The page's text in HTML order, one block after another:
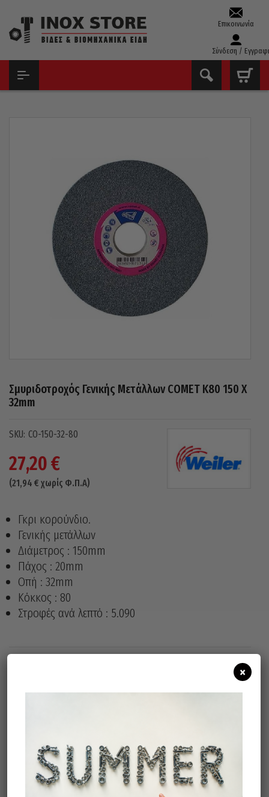
Επικοινωνία
Σύνδεση /
Σμυριδοτροχός Γενικής Μετάλλων COMET Κ80 150 X
32mm
CO-150-32-80
27,20€
(21,94 € χωρίς Φ.Π.Α)
Γκρι κορούνδιο.
Γενικής μετάλλων
Διάμετρος : 150mm
Πάχος : 20mm
Οπή : 32mm
Κόκκος : 80
Στροφές ανά λεπτό : 5.090
Σχετικά προϊόντα
×